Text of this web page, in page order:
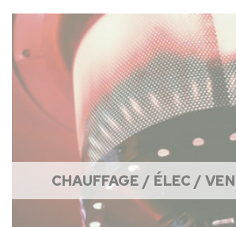
CHAUFFAGE / ÉLEC /